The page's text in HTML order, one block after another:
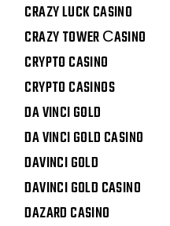
CRAZY LUCK CASINO
CRAZY TOWER СASINO
CRYPTO CASINO
CRYPTO CASINOS
DA VINCI GOLD
DA VINCI GOLD CASINO
DAVINCI GOLD
DAVINCI GOLD CASINO
DAZARD CASINO